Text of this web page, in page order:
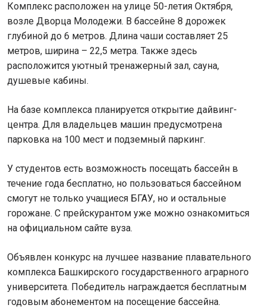
Комплекс расположен на улице 50-летия Октября,
возле Дворца Молодежи. В бассейне 8 дорожек
глубиной до 6 метров. Длина чаши составляет 25
метров, ширина – 22,5 метра. Также здесь
расположится уютный тренажерный зал, сауна,
душевые кабины.
На базе комплекса планируется открытие дайвинг-
центра. Для владельцев машин предусмотрена
парковка на 100 мест и подземный паркинг.
У студентов есть возможность посещать бассейн в
течение года бесплатно, но пользоваться бассейном
смогут не только учащиеся БГАУ, но и остальные
горожане. С прейскурантом уже можно ознакомиться
на официальном сайте вуза.
Объявлен конкурс на лучшее название плавательного
комплекса Башкирского государственного аграрного
университета. Победитель награждается бесплатным
годовым абонементом на посещение бассейна.